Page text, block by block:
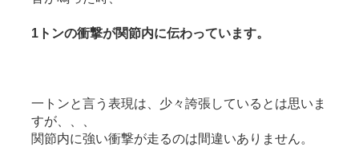
1トンの衝撃が関節内に伝わっています。
一トンと言う表現は、少々誇張しているとは思いま
すが、、、
関節内に強い衝撃が走るのは間違いありません。